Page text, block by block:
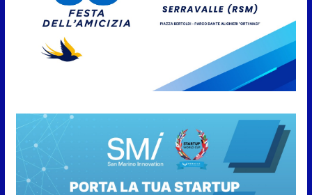
6 Agosto 2026
“San Marino Antiqua –
Leggende e storie del Titano”:
l’inequivocabile successo di
6 Agosto 2026